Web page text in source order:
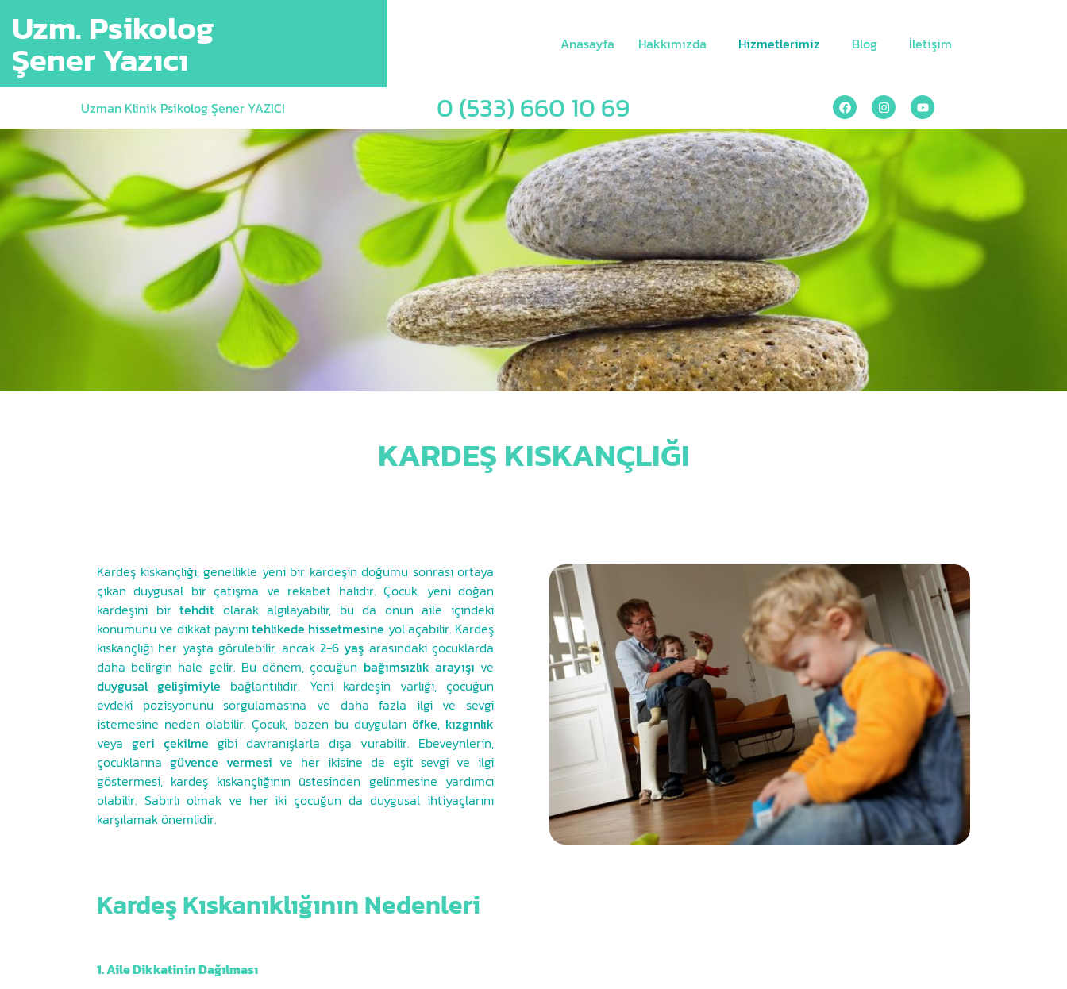
Uzm. Psikolog
Şener Yazıcı Anasayfa Hakkımızda Hizmetlerimiz Blog İletişim
Uzman Klinik Psikolog Şener YAZICI 0 (533) 660 10 69
KARDEŞ KISKANÇLIĞI
Kardeş kıskançlığı, genellikle yeni bir kardeşin doğumu sonrası ortaya
çıkan duygusal bir çatışma ve rekabet halidir. Çocuk, yeni doğan
kardeşini birtehdit olarak algılayabilir, bu da onun aile içindeki
konumunu ve dikkat payınıtehlikede hissetmesine yol açabilir. Kardeş
kıskançlığı her yaşta görülebilir, ancak 2-6 yaş arasındaki çocuklarda
daha belirgin hale gelir. Bu dönem, çocuğun bağımsızlık arayışı ve
duygusal gelişimiyle bağlantılıdır. Yeni kardeşin varlığı, çocuğun
evdeki pozisyonunu sorgulamasına ve daha fazla ilgi ve sevgi
istemesine neden olabilir. Çocuk, bazen bu duyguları öfke, kızgınlık
veya geri çekilme gibi davranışlarla dışa vurabilir. Ebeveynlerin,
çocuklarına güvence vermesi ve her ikisine de eşit sevgi ve ilgi
göstermesi, kardeş kıskançlığının üstesinden gelinmesine yardımcı
olabilir. Sabırlı olmak ve her iki çocuğun da duygusal ihtiyaçlarını
karşılamak önemlidir.
Kardeş Kıskanıklığının Nedenleri
1. Aile Dikkatinin Dağılması